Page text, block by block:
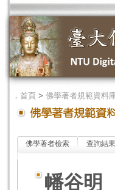
． 首頁 > 佛學著者規範資料
佛學著者檢索 查詢結果
幡谷明